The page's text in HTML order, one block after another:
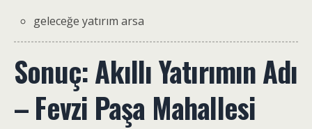
geleceğe yatırım arsa
Sonuç: Akıllı Yatırımın Adı
– Fevzi Paşa Mahallesi